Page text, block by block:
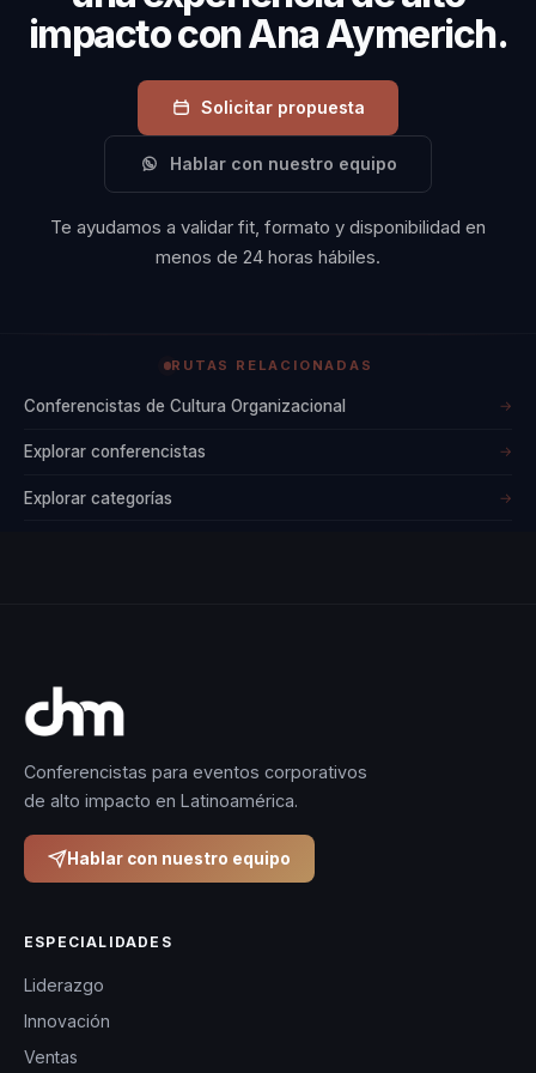
impacto con Ana Aymerich.
Solicitar propuesta
Hablar con nuestro equipo
Te ayudamos a validar fit, formato y disponibilidad en
menos de 24 horas hábiles.
RUTAS RELACIONADAS
Conferencistas de Cultura Organizacional →
Explorar conferencistas →
Explorar categorías →
Conferencistas para eventos corporativos
de alto impacto en Latinoamérica.
Hablar con nuestro equipo
ESPECIALIDADES
Liderazgo
Innovación
Ventas